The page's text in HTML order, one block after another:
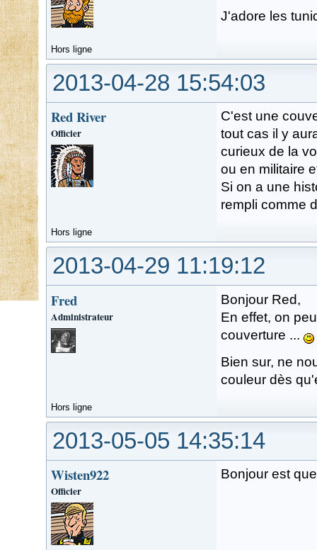
J'adore les
Hors ligne
2013-04-28 15:54:03
Red River
Officier
C'est une
tout cas il y
curieux de la
ou en militaire
Si on a une
rempli comme
Hors ligne
2013-04-29 11:19:12
Fred
Administrateur
Bonjour Red,
En effet, on
couverture ...
Bien sur, ne
couleur dès
Hors ligne
2013-05-05 14:35:14
Wisten922
Officier
Bonjour est